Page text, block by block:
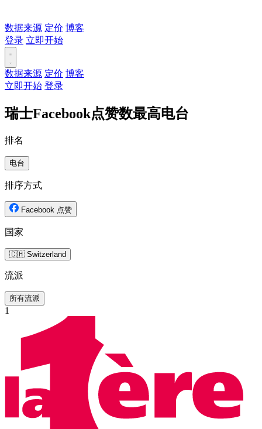
数据来源 定价 博客
登录 立即开始
数据来源 定价 博客
立即开始 登录
瑞士Facebook点赞数最高电台
排名
电台
排序方式
Facebook 点赞
国家
🇨🇭 Switzerland
流派
所有流派
1